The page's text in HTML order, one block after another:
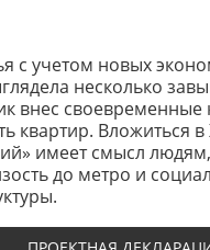
с учетом новых
несколько
внес своевременные
квартир. Вложиться
имеет смысл
до метро и